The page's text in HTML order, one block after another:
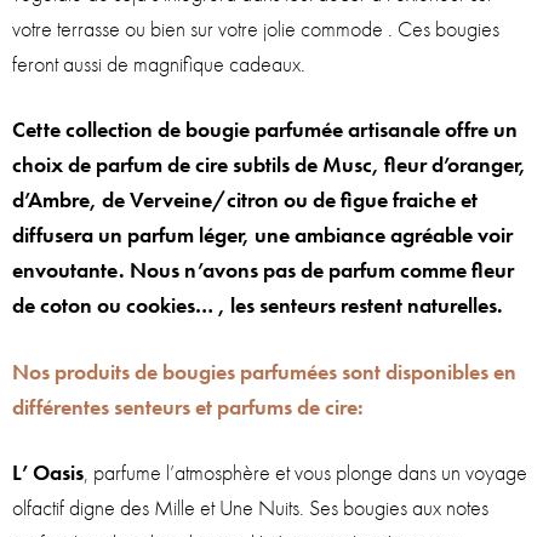
votre terrasse ou bien sur votre jolie commode . Ces bougies
feront aussi de magnifique cadeaux.
Cette collection de bougie parfumée artisanale offre un
choix de parfum de cire subtils de Musc, fleur d’oranger,
d’Ambre, de Verveine/citron ou de figue fraiche et
diffusera un parfum léger, une ambiance agréable voir
envoutante. Nous n’avons pas de parfum comme fleur
de coton ou cookies… , les senteurs restent naturelles.
Nos produits de bougies parfumées sont disponibles en
différentes senteurs et parfums de cire:
L’ Oasis, parfume l’atmosphère et vous plonge dans un voyage
olfactif digne des Mille et Une Nuits. Ses bougies aux notes